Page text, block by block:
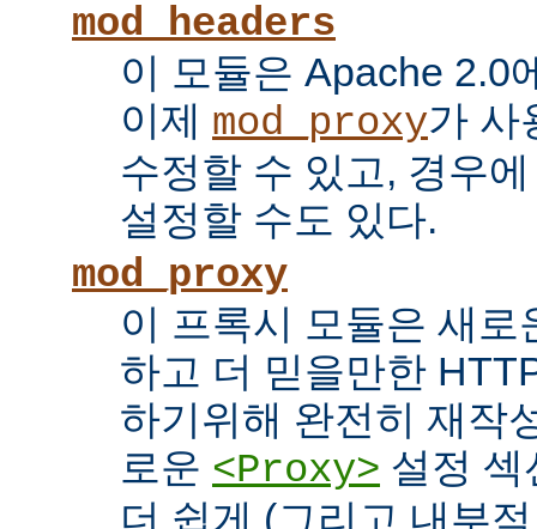
mod_headers
이 모듈은 Apache 2.0
이제 mod_proxy가 사
수정할 수 있고, 경우
설정할 수도 있다.
mod_proxy
이 프록시 모듈은 새
하고 더 믿을만한
하기위해 완전히 재작
로운 <Proxy> 설정 섹
더 쉽게 (그리고 내부